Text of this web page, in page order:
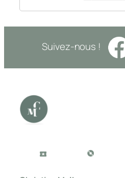
Suivez-nous !